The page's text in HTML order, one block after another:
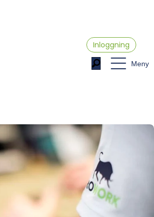
Inloggning
Meny